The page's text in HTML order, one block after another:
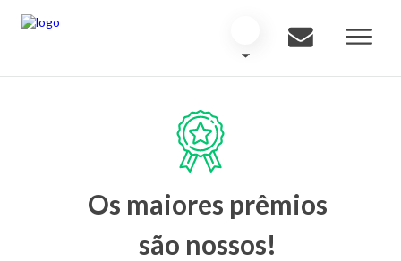
Os maiores prêmios
são nossos!